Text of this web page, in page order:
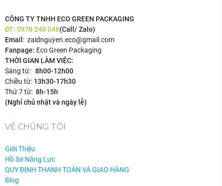
CÔNG TY TNHH ECO GREEN PACKAGING
ĐT: 0978 240 048(Call/ Zalo)
Email : zaidnguyen.eco@gmail.com
Fanpage: Eco Green Packaging
THỜI GIAN LÀM VIỆC:
Sáng từ: 8h00-12h00
Chiều từ: 13h30-17h30
Thứ 7 từ: 8h-15h
(Nghỉ chủ nhật và ngày lễ)
VỀ CHÚNG TÔI
Giới Thiệu
Hồ Sơ Năng Lực
QUY ĐỊNH THANH TOÁN VÀ GIAO HÀNG
Blog